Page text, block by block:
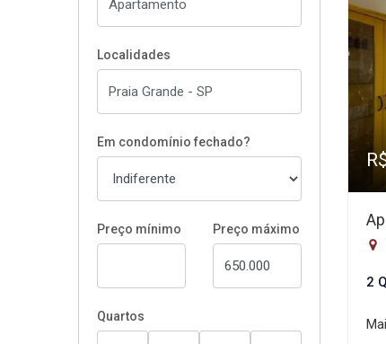
Localidades
Em condomínio fechado?
Preço mínimo Preço máximo
Quartos
2